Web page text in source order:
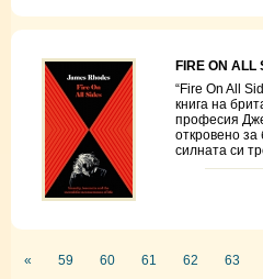
FIRE ON ALL
“Fire On All
книга на
професия
откровено за
силната си
« 59 60 61 62 63